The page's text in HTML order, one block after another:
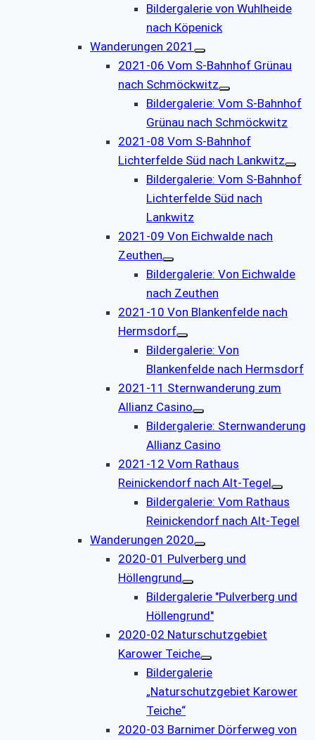
Bildergalerie von Wuhlheide
nach Köpenick
Wanderungen 2021
2021-06 Vom S-Bahnhof Grünau
nach Schmöckwitz
Bildergalerie: Vom S-Bahnhof
Grünau nach Schmöckwitz
2021-08 Vom S-Bahnhof
Lichterfelde Süd nach Lankwitz
Bildergalerie: Vom S-Bahnhof
Lichterfelde Süd nach
Lankwitz
2021-09 Von Eichwalde nach
Zeuthen
Bildergalerie: Von Eichwalde
nach Zeuthen
2021-10 Von Blankenfelde nach
Hermsdorf
Bildergalerie: Von
Blankenfelde nach Hermsdorf
2021-11 Sternwanderung zum
Allianz Casino
Bildergalerie: Sternwanderung
Allianz Casino
2021-12 Vom Rathaus
Reinickendorf nach Alt-Tegel
Bildergalerie: Vom Rathaus
Reinickendorf nach Alt-Tegel
Wanderungen 2020
2020-01 Pulverberg und
Höllengrund
Bildergalerie "Pulverberg und
Höllengrund"
2020-02 Naturschutzgebiet
Karower Teiche
Bildergalerie
„Naturschutzgebiet Karower
Teiche“
2020-03 Barnimer Dörferweg von